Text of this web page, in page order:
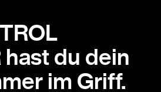
hast du dein
im Griff.